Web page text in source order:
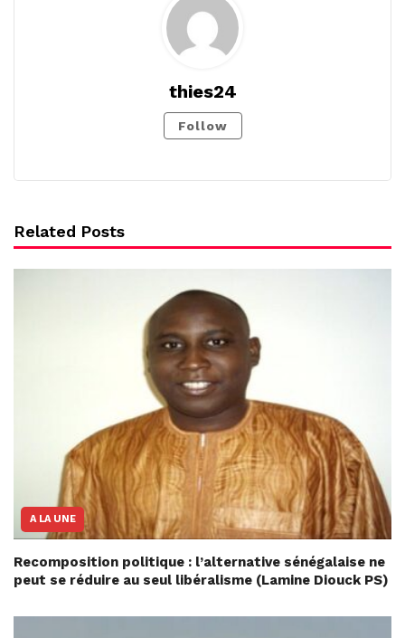
thies24
Follow
Related Posts
A LA UNE
Recomposition politique : l’alternative sénégalaise ne
peut se réduire au seul libéralisme (Lamine Diouck PS)